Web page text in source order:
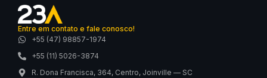
Entre em contato e fale conosco!
+55 (47) 98857-1974
+55 (11) 5026-3874
R. Dona Francisca, 364, Centro, Joinville — SC